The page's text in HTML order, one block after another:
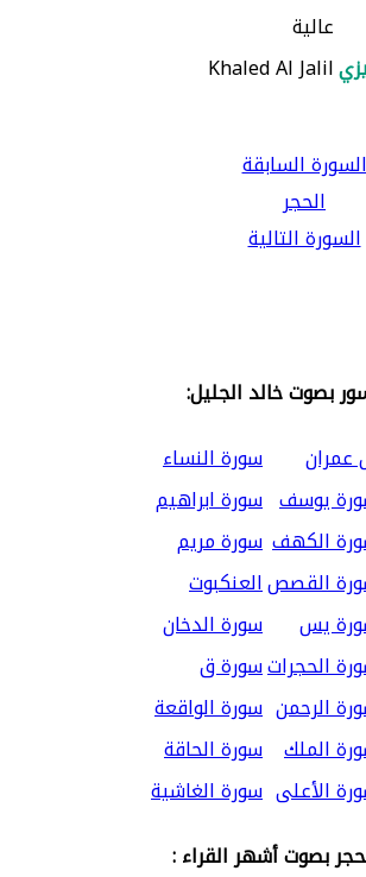
عالية
Khaled Al Jalil
السورة السابقة
الحجر
السورة التالية
بصوت خالد الجليل:
عمران
سورة النساء
يوسف سورة ابراهيم
الكهف سورة مريم
القصصالعنكبوت
يس
سورة الدخان
الحجراتسورة ق
الرحمن سورة الواقعة
الملك سورة الحاقة
الأعلى سورة الغاشية
بصوت أشهر القراء :